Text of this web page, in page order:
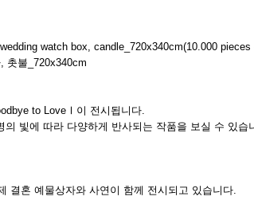
watch box, candle_720x340cm(10.000
촛불_720x340cm
to LoveⅠ이 전시됩니다.
빛에 따라 다양하게 반사되는 작품을 보실 수 있습
혼 예물상자와 사연이 함께 전시되고 있습니다.